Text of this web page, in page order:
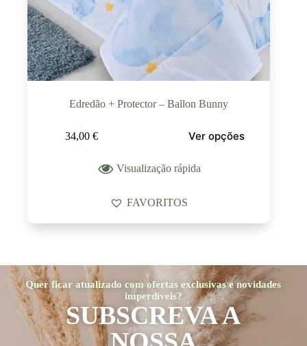
Edredão + Protector – Ballon Bunny
34,00 € Ver opções
Visualização rápida
FAVORITOS
Quer ficar atualizado com ofertas exclusivas e novidades
imperdíveis?
SUBSCREVA A